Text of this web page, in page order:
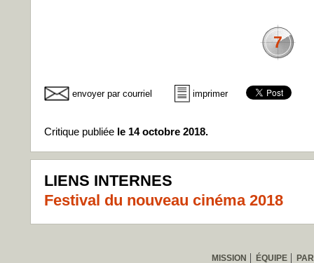
7
envoyer par courriel imprimer
Critique publiée le 14 octobre 2018.
LIENS INTERNES
Festival du nouveau cinéma 2018
MISSION ÉQUIPE